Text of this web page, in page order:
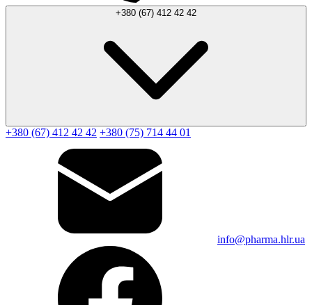
+380 (67) 412 42 42
+380 (67) 412 42 42 +380 (75) 714 44 01
info@pharma.hlr.ua